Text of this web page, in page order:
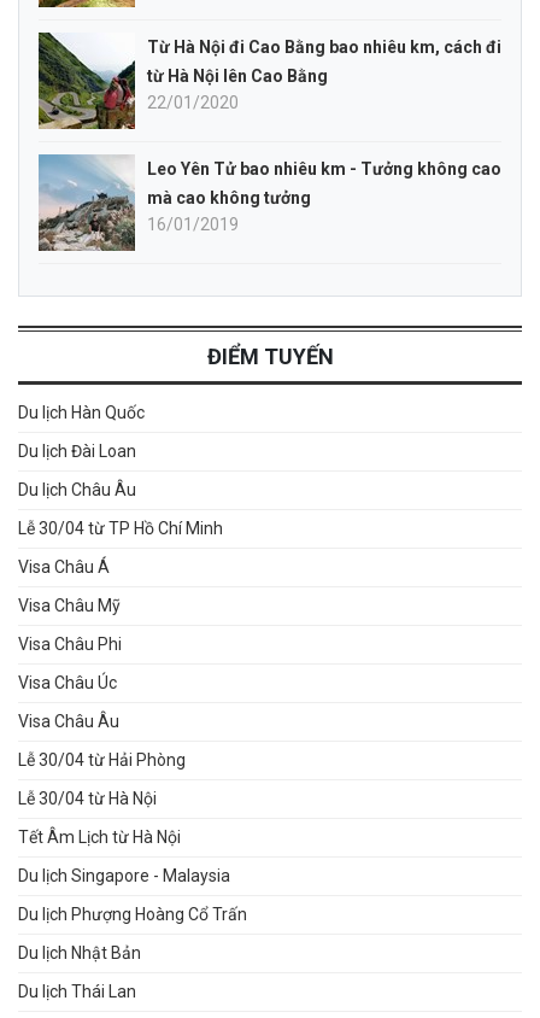
Từ Hà Nội đi Cao Bằng bao nhiêu km, cách đi
từ Hà Nội lên Cao Bằng
22/01/2020
Leo Yên Tử bao nhiêu km - Tưởng không cao
mà cao không tưởng
16/01/2019
ĐIỂM TUYẾN
Du lịch Hàn Quốc
Du lịch Đài Loan
Du lịch Châu Âu
Lễ 30/04 từ TP Hồ Chí Minh
Visa Châu Á
Visa Châu Mỹ
Visa Châu Phi
Visa Châu Úc
Visa Châu Âu
Lễ 30/04 từ Hải Phòng
Lễ 30/04 từ Hà Nội
Tết Âm Lịch từ Hà Nội
Du lịch Singapore - Malaysia
Du lịch Phượng Hoàng Cổ Trấn
Du lịch Nhật Bản
Du lịch Thái Lan